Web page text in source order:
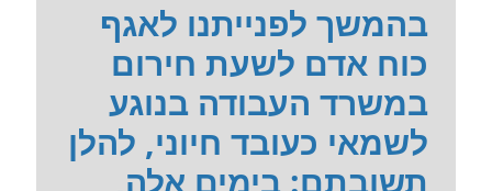
בהמשך לפנייתנו לאגף
כוח אדם לשעת חירום
במשרד העבודה בנוגע
לשמאי כעובד חיוני, להלן
תשובתם: בימים אלה,